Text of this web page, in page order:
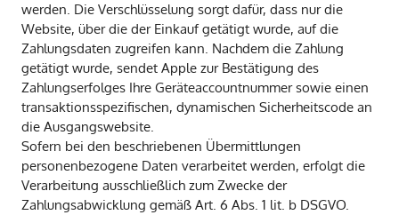
werden. Die Verschlüsselung sorgt dafür, dass nur die
Website, über die der Einkauf getätigt wurde, auf die
Zahlungsdaten zugreifen kann. Nachdem die Zahlung
getätigt wurde, sendet Apple zur Bestätigung des
Zahlungserfolges Ihre Geräteaccountnummer sowie einen
transaktionsspezifischen, dynamischen Sicherheitscode an
die Ausgangswebsite.
Sofern bei den beschriebenen Übermittlungen
personenbezogene Daten verarbeitet werden, erfolgt die
Verarbeitung ausschließlich zum Zwecke der
Zahlungsabwicklung gemäß Art. 6 Abs. 1 lit. b DSGVO.